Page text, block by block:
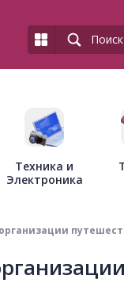
Техника и
Электроника